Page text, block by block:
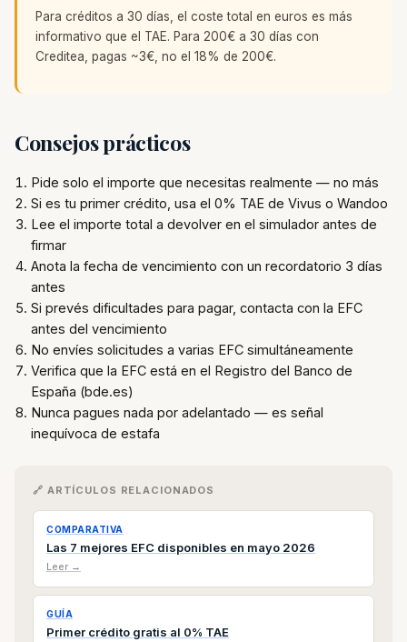
Para créditos a 30 días, el coste total en euros es más
informativo que el TAE. Para 200€ a 30 días con
Creditea, pagas ~3€, no el 18% de 200€.
Consejos prácticos
Pide solo el importe que necesitas realmente — no más
Si es tu primer crédito, usa el 0% TAE de Vivus o Wandoo
Lee el importe total a devolver en el simulador antes de
firmar
Anota la fecha de vencimiento con un recordatorio 3 días
antes
Si prevés dificultades para pagar, contacta con la EFC
antes del vencimiento
No envíes solicitudes a varias EFC simultáneamente
Verifica que la EFC está en el Registro del Banco de
España (bde.es)
Nunca pagues nada por adelantado — es señal
inequívoca de estafa
🔗 ARTÍCULOS RELACIONADOS
COMPARATIVA
Las 7 mejores EFC disponibles en mayo 2026
Leer →
GUÍA
Primer crédito gratis al 0% TAE